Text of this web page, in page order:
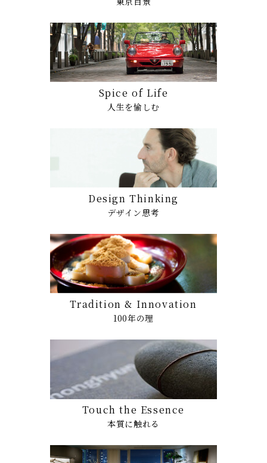
Spice of Life
人生を愉しむ
Design Thinking
デザイン思考
Tradition & Innovation
100年の理
Touch the Essence
本質に触れる